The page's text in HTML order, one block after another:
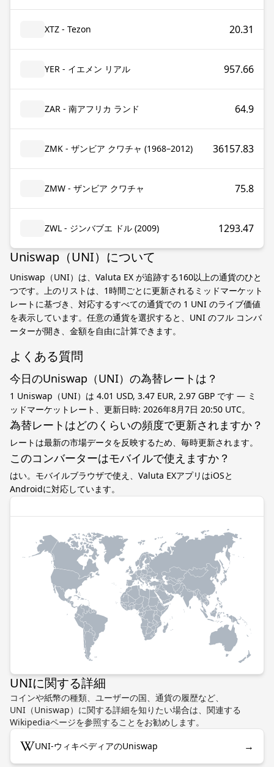
XTZ - Tezon 20.31
YER - イエメン リアル 957.66
ZAR - 南アフリカ ランド 64.9
ZMK - ザンビア クワチャ (1968–2012) 36157.83
ZMW - ザンビア クワチャ 75.8
ZWL - ジンバブエ ドル (2009) 1293.47
Uniswap（UNI）について
Uniswap（UNI）は、Valuta EX が追跡する160以上の通貨のひと
つです。上のリストは、1時間ごとに更新されるミッドマーケット
レートに基づき、対応するすべての通貨での 1 UNI のライブ価値
を表示しています。任意の通貨を選択すると、UNI のフル コンバ
ーターが開き、金額を自由に計算できます。
よくある質問
今日のUniswap（UNI）の為替レートは？
1 Uniswap（UNI）は 4.01 USD, 3.47 EUR, 2.97 GBP です — ミ
ッドマーケットレート、更新日時: 2026年8月7日 20:50 UTC。
為替レートはどのくらいの頻度で更新されますか？
レートは最新の市場データを反映するため、毎時更新されます。
このコンバーターはモバイルで使えますか？
はい。モバイルブラウザで使え、Valuta EXアプリはiOSと
Androidに対応しています。
UNIに関する詳細
コインや紙幣の種類、ユーザーの国、通貨の履歴など、
UNI（Uniswap）に関する詳細を知りたい場合は、関連する
Wikipediaページを参照することをお勧めします。
UNI-ウィキペディアのUniswap →